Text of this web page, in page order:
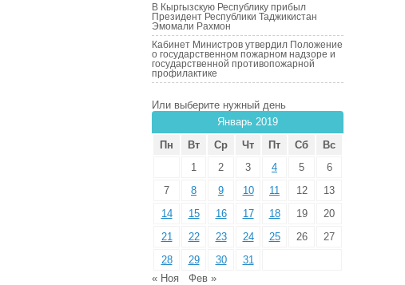
В Кыргызскую Республику прибыл
Президент Республики Таджикистан
Эмомали Рахмон
Кабинет Министров утвердил Положение
о государственном пожарном надзоре и
государственной противопожарной
профилактике
Или выберите нужный день
Январь 2019
Пн
Вт Ср Чт Пт Сб
Вс
1
2 3 4 5
6
7
8 9 10 11 12
13
14
15 16 17 18 19
20
21
22 23 24 25 26
27
28
29 30
31
« Ноя
Фев »